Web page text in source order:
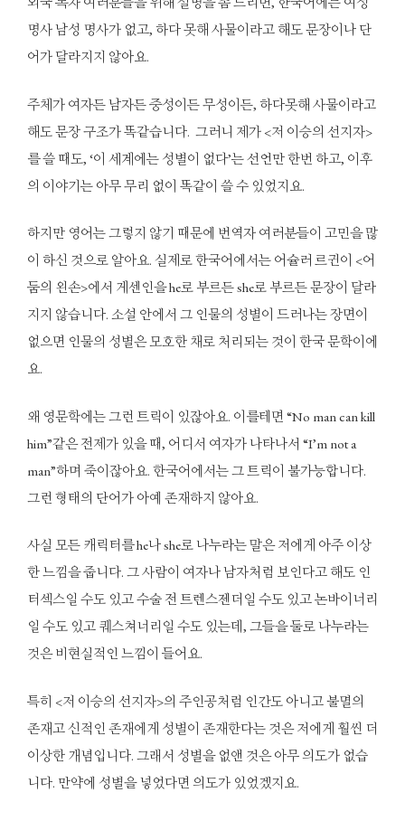
명사 남성 명사가 없고, 하다 못해 사물이라고 해도 문장이나 단
어가 달라지지 않아요.
주체가 여자든 남자든 중성이든 무성이든, 하다못해 사물이라고
해도 문장 구조가 똑같습니다. 그러니 제가 <저 이승의 선지자>
를 쓸 때도, ‘이 세계에는 성별이 없다’는 선언만 한번 하고, 이후
의 이야기는 아무 무리 없이 똑같이 쓸 수 있었지요.
하지만 영어는 그렇지 않기 때문에 번역자 여러분들이 고민을 많
이 하신 것으로 알아요. 실제로 한국어에서는 어슐러 르귄이 <어
둠의 왼손>에서 게센인을 he로 부르든 she로 부르든 문장이 달라
지지 않습니다. 소설 안에서 그 인물의 성별이 드러나는 장면이
없으면 인물의 성별은 모호한 채로 처리되는 것이 한국 문학이에
요.
왜 영문학에는 그런 트릭이 있잖아요. 이를테면 “No man can kill
him”같은 전제가 있을 때, 어디서 여자가 나타나서 “I’m not a
man”하며 죽이잖아요. 한국어에서는 그 트릭이 불가능합니다.
그런 형태의 단어가 아예 존재하지 않아요.
사실 모든 캐릭터를 he나 she로 나누라는 말은 저에게 아주 이상
한 느낌을 줍니다. 그 사람이 여자나 남자처럼 보인다고 해도 인
터섹스일 수도 있고 수술 전 트렌스젠더일 수도 있고 논바이너리
일 수도 있고 퀘스쳐너리일 수도 있는데, 그들을 둘로 나누라는
것은 비현실적인 느낌이 들어요.
특히 <저 이승의 선지자>의 주인공처럼 인간도 아니고 불멸의
존재고 신적인 존재에게 성별이 존재한다는 것은 저에게 훨씬 더
이상한 개념입니다. 그래서 성별을 없앤 것은 아무 의도가 없습
니다. 만약에 성별을 넣었다면 의도가 있었겠지요.